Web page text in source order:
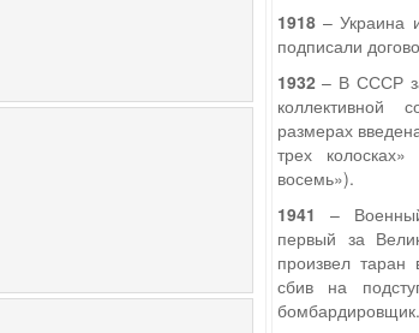
1918– Украина
подписали
1932– В СССР за
коллективной
размерах
трех
восемь»).
1941 –
первый за
произвел
сбив на
бомбардировщик.